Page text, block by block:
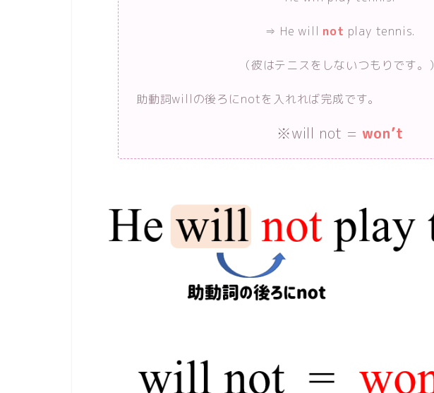
⇒ He will not play tennis.
（彼はテニスをしないつもりです。）
助動詞willの後ろにnotを入れれば完成です。
※will not = won’t